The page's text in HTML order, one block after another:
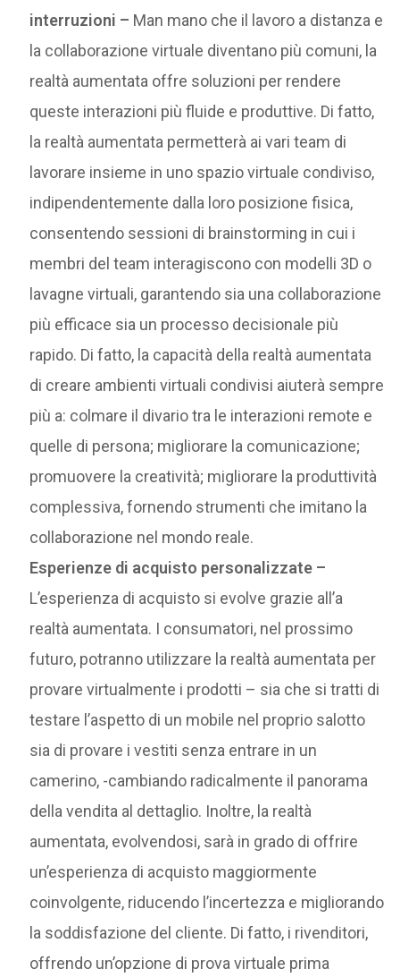
interruzioni – Man mano che il lavoro a distanza e
la collaborazione virtuale diventano più comuni, la
realtà aumentata offre soluzioni per rendere
queste interazioni più fluide e produttive. Di fatto,
la realtà aumentata permetterà ai vari team di
lavorare insieme in uno spazio virtuale condiviso,
indipendentemente dalla loro posizione fisica,
consentendo sessioni di brainstorming in cui i
membri del team interagiscono con modelli 3D o
lavagne virtuali, garantendo sia una collaborazione
più efficace sia un processo decisionale più
rapido. Di fatto, la capacità della realtà aumentata
di creare ambienti virtuali condivisi aiuterà sempre
più a: colmare il divario tra le interazioni remote e
quelle di persona; migliorare la comunicazione;
promuovere la creatività; migliorare la produttività
complessiva, fornendo strumenti che imitano la
collaborazione nel mondo reale.
Esperienze di acquisto personalizzate –
L’esperienza di acquisto si evolve grazie all’a
realtà aumentata. I consumatori, nel prossimo
futuro, potranno utilizzare la realtà aumentata per
provare virtualmente i prodotti – sia che si tratti di
testare l’aspetto di un mobile nel proprio salotto
sia di provare i vestiti senza entrare in un
camerino, -cambiando radicalmente il panorama
della vendita al dettaglio. Inoltre, la realtà
aumentata, evolvendosi, sarà in grado di offrire
un’esperienza di acquisto maggiormente
coinvolgente, riducendo l’incertezza e migliorando
la soddisfazione del cliente. Di fatto, i rivenditori,
offrendo un’opzione di prova virtuale prima